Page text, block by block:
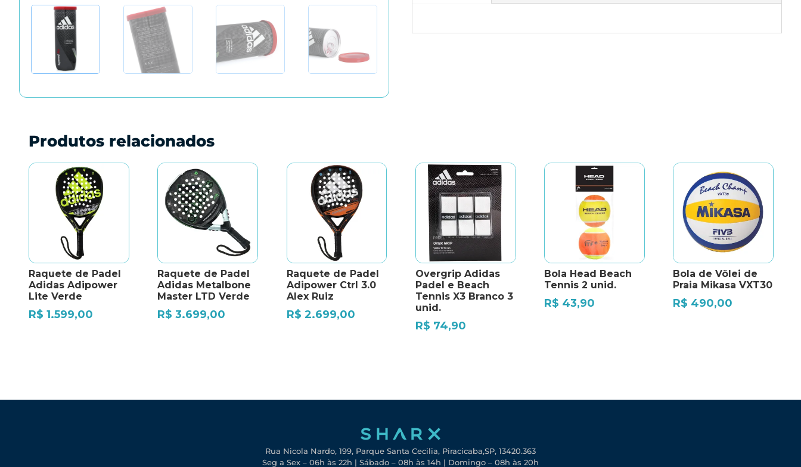
Produtos relacionados
Raquete de Padel
Adidas Adipower
Lite Verde
R$ 1.599,00
Raquete de Padel
Adidas Metalbone
Master LTD Verde
R$ 3.699,00
Raquete de Padel
Adipower Ctrl 3.0
Alex Ruiz
R$ 2.699,00
Overgrip Adidas
Padel e Beach
Tennis X3 Branco 3
unid.
R$ 74,90
Bola Head Beach
Tennis 2 unid.
R$ 43,90
Bola de Vôlei de
Praia Mikasa VXT30
R$ 490,00
Rua Nicola Nardo, 199, Parque Santa Cecilia, Piracicaba,SP, 13420.363
Seg a Sex – 06h às 22h | Sábado – 08h às 14h | Domingo – 08h às 20h